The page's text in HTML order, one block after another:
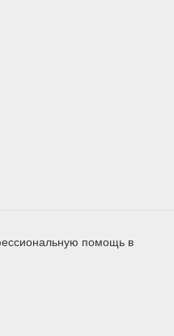
помощь в